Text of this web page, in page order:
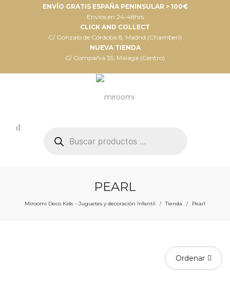
ENVÍO GRATIS ESPAÑA PENINSULAR > 100€
Envíos en 24-48hrs
CLICK AND COLLECT
C/ Gonzalo de Córdoba 8, Madrid (Chamberí)
NUEVA TIENDA
C/ Compañia 35, Málaga (Centro)
productos
PEARL
Miroomi Deco Kids – Juguetes y decoración Infantil / Tienda / Pearl
Ordenar